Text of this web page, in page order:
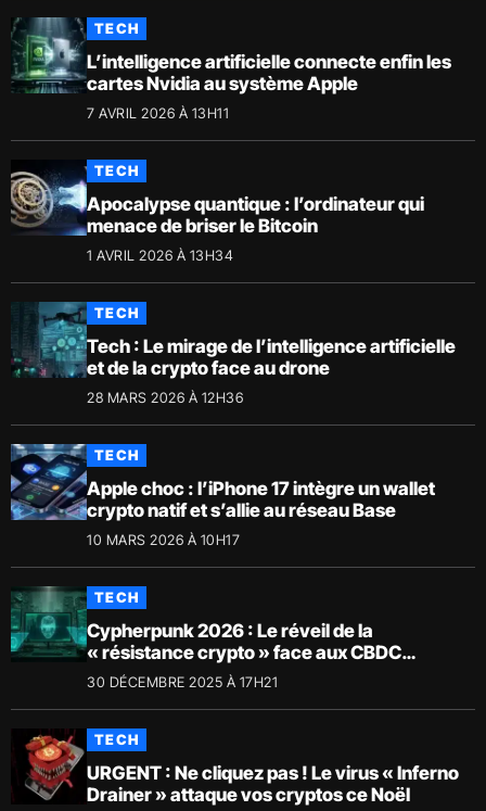
TECH
L’intelligence artificielle connecte enfin les
cartes Nvidia au système Apple
7 AVRIL 2026 À 13H11
TECH
Apocalypse quantique : l’ordinateur qui
menace de briser le Bitcoin
1 AVRIL 2026 À 13H34
TECH
Tech : Le mirage de l’intelligence artificielle
et de la crypto face au drone
28 MARS 2026 À 12H36
TECH
Apple choc : l’iPhone 17 intègre un wallet
crypto natif et s’allie au réseau Base
10 MARS 2026 À 10H17
TECH
Cypherpunk 2026 : Le réveil de la
« résistance crypto » face aux CBDC
(Enquête)
30 DÉCEMBRE 2025 À 17H21
TECH
URGENT : Ne cliquez pas ! Le virus « Inferno
Drainer » attaque vos cryptos ce Noël